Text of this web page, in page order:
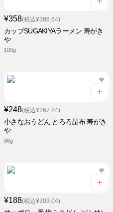
¥358(税込¥386.64)
カップSUGAKIYAラーメン 寿がき
や
100g
¥248(税込¥267.84)
小さなおうどん とろろ昆布 寿がき
や
86g
¥188(税込¥203.04)